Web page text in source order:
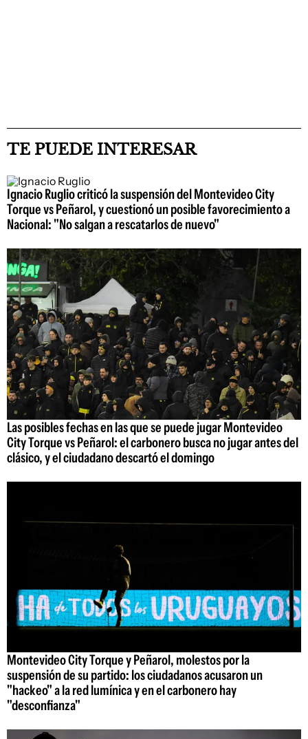
TE PUEDE INTERESAR
Ignacio Ruglio criticó la suspensión del Montevideo City
Torque vs Peñarol, y cuestionó un posible favorecimiento a
Nacional: "No salgan a rescatarlos de nuevo"
Las posibles fechas en las que se puede jugar Montevideo
City Torque vs Peñarol: el carbonero busca no jugar antes del
clásico, y el ciudadano descartó el domingo
Montevideo City Torque y Peñarol, molestos por la
suspensión de su partido: los ciudadanos acusaron un
"hackeo" a la red lumínica y en el carbonero hay
"desconfianza"